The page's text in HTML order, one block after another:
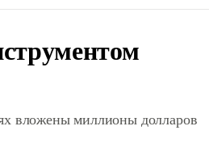
вложены миллионы долларов